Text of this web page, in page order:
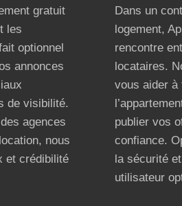
gratuit
les
optionnel
annonces
de visibilité.
agences
nous
et crédibilité
Dans un
logement,
rencontre
locataires.
vous aider à
publier vos
confiance.
la sécurité
utilisateur